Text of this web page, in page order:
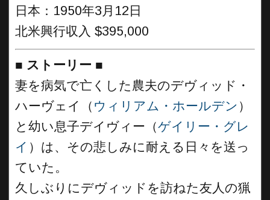
日本：1950年3月12日
北米興行収入 $395,000
■ ストーリー ■
妻を病気で亡くした農夫のデヴィッド・
ハーヴェイ（ ウィリアム・ホールデン ）
と幼い息子デイヴィー（ゲイリー・グレ
イ ）は、その悲しみに耐える日々を送っ
ていた。
久しぶりにデヴィッドを訪ねた友人の猟